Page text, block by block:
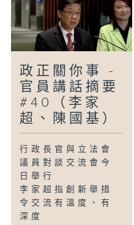
政正關你事 -
官員講話摘要
#40（李家
超、陳國基）
行政長官與立法會
議員對談交流會今
日舉行
李家超指創新舉措
令交流有溫度、有
深度